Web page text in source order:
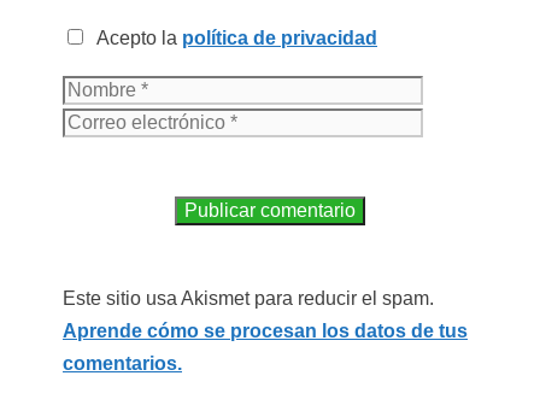
Acepto la política de privacidad
Este sitio usa Akismet para reducir el spam.
Aprende cómo se procesan los datos de tus
comentarios.